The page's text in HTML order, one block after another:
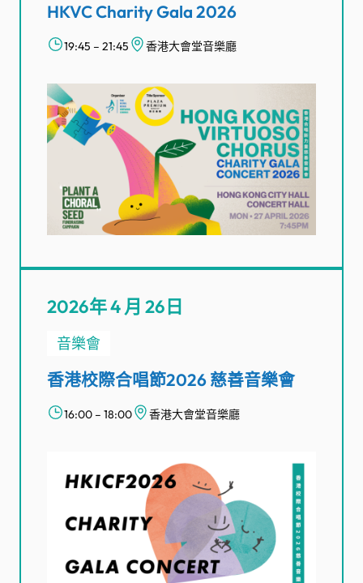
HKVC Charity Gala 2026
19:45 – 21:45 香港大會堂音樂廳
2026年 4 月 26日
音樂會
香港校際合唱節2026 慈善音樂會
16:00 – 18:00 香港大會堂音樂廳